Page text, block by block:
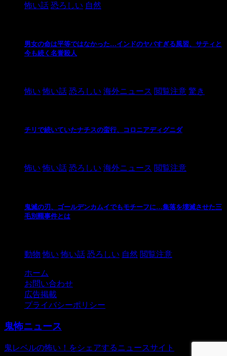
怖い話 恐ろしい 自然
男女の命は平等ではなかった…インドのヤバすぎる風習、サティと
今も続く名誉殺人
怖い 怖い話 恐ろしい 海外ニュース 閲覧注意 驚き
チリで続いていたナチスの蛮行、コロニアディグニダ
怖い 怖い話 恐ろしい 海外ニュース 閲覧注意
鬼滅の刃、ゴールデンカムイでもモチーフに…集落を壊滅させた三
毛別羆事件とは
動物 怖い 怖い話 恐ろしい 自然 閲覧注意
ホーム
お問い合わせ
広告掲載
プライバシーポリシー
鬼怖ニュース
鬼レベルの怖い！をシェアするニュースサイト